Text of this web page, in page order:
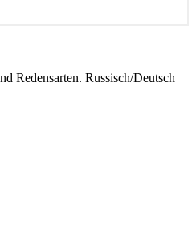
Redensarten. Russisch/Deutsch